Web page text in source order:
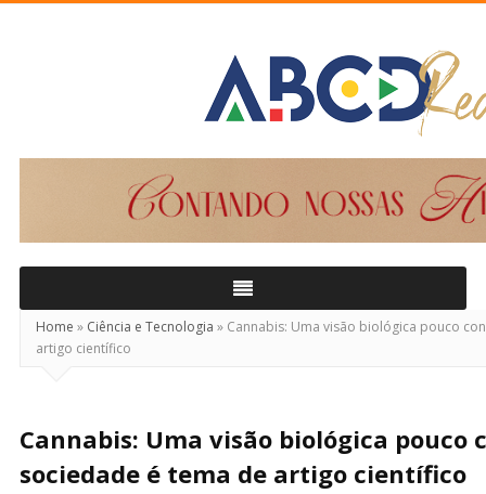
Home » Ciência e Tecnologia » Cannabis: Uma visão biológica pouco
artigo científico
Cannabis: Uma visão biológica pouco
sociedade é tema de artigo científico